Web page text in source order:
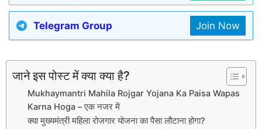
Telegram Group Join Now
जाने इस पोस्ट में क्या क्या है?
Mukhaymantri Mahila Rojgar Yojana Ka Paisa Wapas
Karna Hoga – एक नजर में
क्या मुख्यमंत्री महिला रोजगार योजना का पैसा लौटाना होगा?